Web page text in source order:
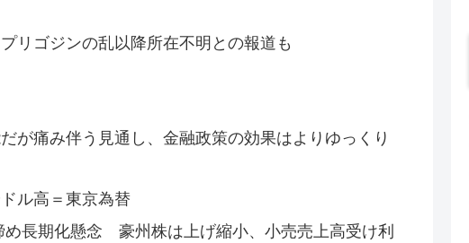
リゴジンの乱以降所在不明との報道も
痛み伴う見通し、金融政策の効果はよりゆっくり
ル高＝東京為替
長期化懸念 豪州株は上げ縮小、小売売上高受け利